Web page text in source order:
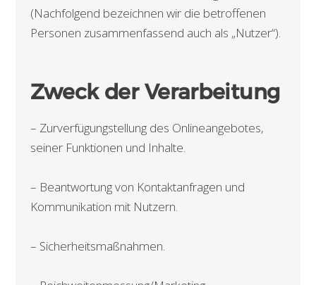
(Nachfolgend bezeichnen wir die betroffenen
Personen zusammenfassend auch als „Nutzer“).
Zweck der Verarbeitung
– Zurverfügungstellung des Onlineangebotes,
seiner Funktionen und Inhalte.
– Beantwortung von Kontaktanfragen und
Kommunikation mit Nutzern.
– Sicherheitsmaßnahmen.